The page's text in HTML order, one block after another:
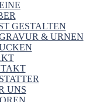
GESTALTEN
& URNEN
UNS